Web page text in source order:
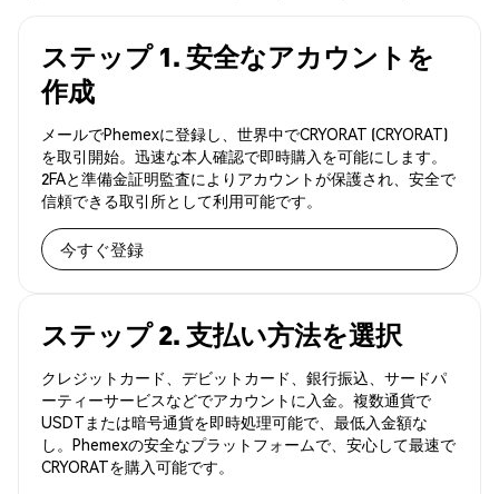
ステップ 1. 安全なアカウントを
作成
メールでPhemexに登録し、世界中でCRYORAT (CRYORAT)
を取引開始。迅速な本人確認で即時購入を可能にします。
2FAと準備金証明監査によりアカウントが保護され、安全で
信頼できる取引所として利用可能です。
今すぐ登録
ステップ 2. 支払い方法を選択
クレジットカード、デビットカード、銀行振込、サードパ
ーティーサービスなどでアカウントに入金。複数通貨で
USDTまたは暗号通貨を即時処理可能で、最低入金額な
し。Phemexの安全なプラットフォームで、安心して最速で
CRYORATを購入可能です。